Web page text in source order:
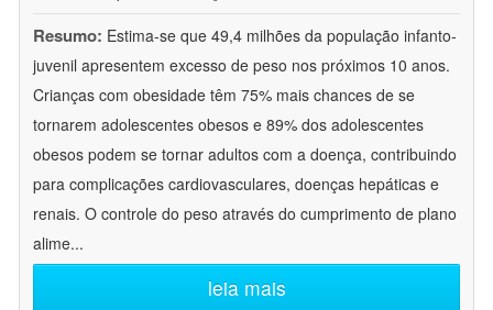
Resumo: Estima-se que 49,4 milhões da população infanto-
juvenil apresentem excesso de peso nos próximos 10 anos.
Crianças com obesidade têm 75% mais chances de se
tornarem adolescentes obesos e 89% dos adolescentes
obesos podem se tornar adultos com a doença, contribuindo
para complicações cardiovasculares, doenças hepáticas e
renais. O controle do peso através do cumprimento de plano
alime...
leia mais